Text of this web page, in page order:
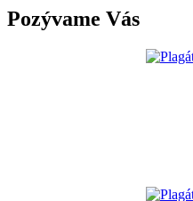
Pozývame Vás